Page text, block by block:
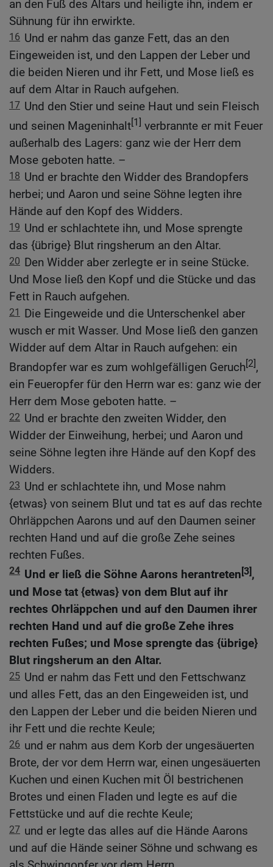
an den Fuß des Altars und heiligte ihn, indem er
Sühnung für ihn erwirkte.
16 Und er nahm das ganze Fett, das an den
Eingeweiden ist, und den Lappen der Leber und
die beiden Nieren und ihr Fett, und Mose ließ es
auf dem Altar in Rauch aufgehen.
17 Und den Stier und seine Haut und sein Fleisch
und seinen Mageninhalt[1] verbrannte er mit Feuer
außerhalb des Lagers: ganz wie der Herr dem
Mose geboten hatte. –
18 Und er brachte den Widder des Brandopfers
herbei; und Aaron und seine Söhne legten ihre
Hände auf den Kopf des Widders.
19 Und er schlachtete ihn, und Mose sprengte
das {übrige} Blut ringsherum an den Altar.
20 Den Widder aber zerlegte er in seine Stücke.
Und Mose ließ den Kopf und die Stücke und das
Fett in Rauch aufgehen.
21 Die Eingeweide und die Unterschenkel aber
wusch er mit Wasser. Und Mose ließ den ganzen
Widder auf dem Altar in Rauch aufgehen: ein
Brandopfer war es zum wohlgefälligen Geruch[2],
ein Feueropfer für den Herrn war es: ganz wie der
Herr dem Mose geboten hatte. –
22 Und er brachte den zweiten Widder, den
Widder der Einweihung, herbei; und Aaron und
seine Söhne legten ihre Hände auf den Kopf des
Widders.
23 Und er schlachtete ihn, und Mose nahm
{etwas} von seinem Blut und tat es auf das rechte
Ohrläppchen Aarons und auf den Daumen seiner
rechten Hand und auf die große Zehe seines
rechten Fußes.
24 Und er ließ die Söhne Aarons herantreten [3],
und Mose tat {etwas} von dem Blut auf ihr
rechtes Ohrläppchen und auf den Daumen ihrer
rechten Hand und auf die große Zehe ihres
rechten Fußes; und Mose sprengte das {übrige}
Blut ringsherum an den Altar.
25 Und er nahm das Fett und den Fettschwanz
und alles Fett, das an den Eingeweiden ist, und
den Lappen der Leber und die beiden Nieren und
ihr Fett und die rechte Keule;
26 und er nahm aus dem Korb der ungesäuerten
Brote, der vor dem Herrn war, einen ungesäuerten
Kuchen und einen Kuchen mit Öl bestrichenen
Brotes und einen Fladen und legte es auf die
Fettstücke und auf die rechte Keule;
27 und er legte das alles auf die Hände Aarons
und auf die Hände seiner Söhne und schwang es